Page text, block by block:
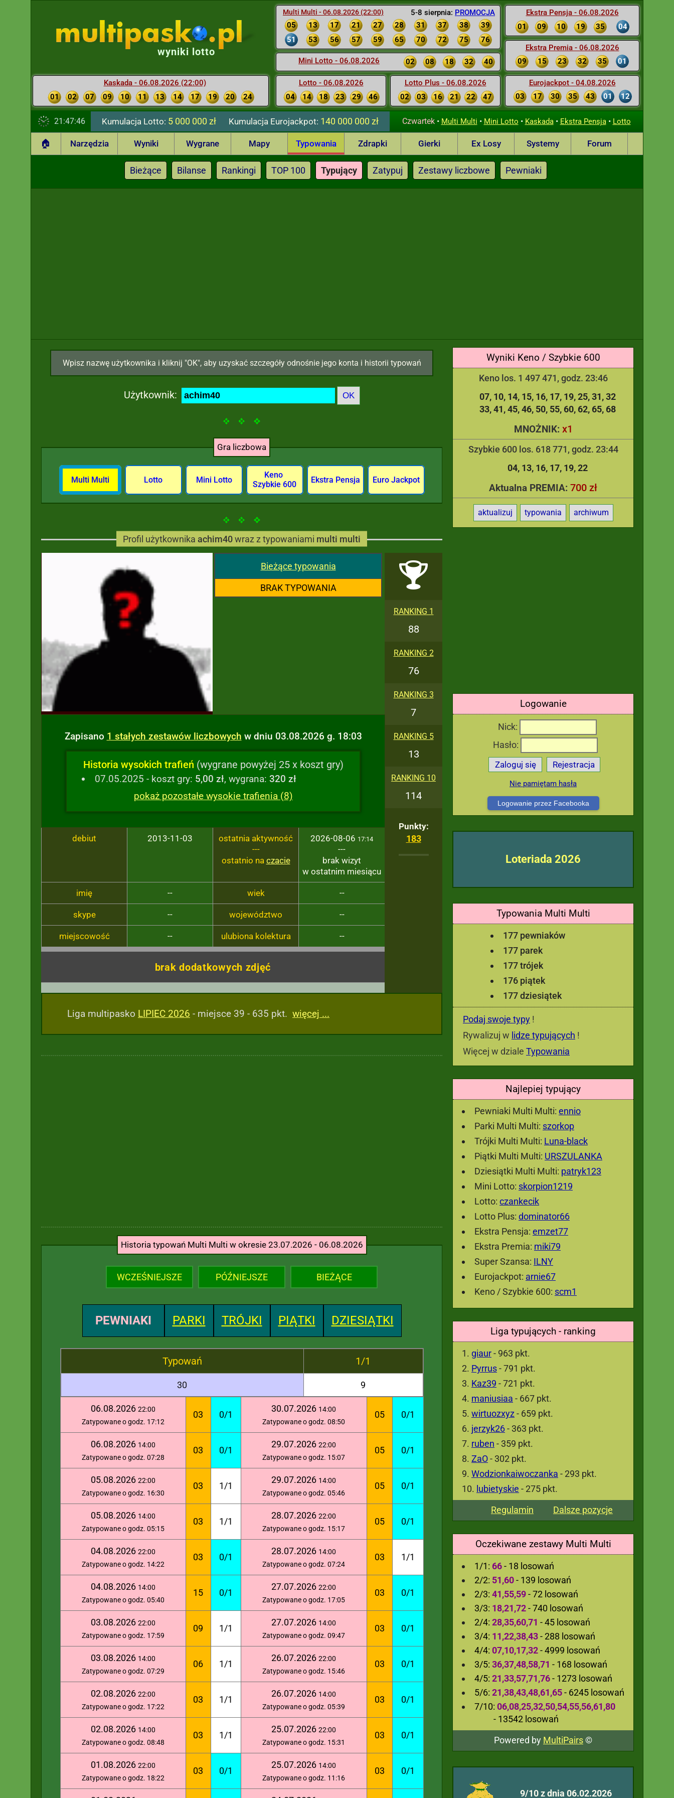
5-8 sierpnia: PROMOCJA
Multi Multi - 06.08.2026 (22:00)
05 13 17 21 27 28 31 37 38
39
51
53 56 57 59 65 70 72 75 76
Mini Lotto - 06.08.2026 02 08 18 32 40
Lotto - 06.08.2026
04
14 18 23 29 46
Lotto Plus - 06.08.2026
02
03 16 21 22 47
Ekstra Pensja - 06.08.2026
01
09 10 19 35 04
Ekstra Premia - 06.08.2026
09
15 23 32 35 01
Eurojackpot - 04.08.2026
03
17 30 35 43 01 12
wyniki lotto
Kaskada - 06.08.2026 (22:00)
01
02 07 09 10 11 13 14 17 19 20 24
21:47:47 Kumulacja Lotto: 5 000 000 zł KumulacjaEurojackpot: 140 000 000 zł Czwartek• Multi Multi • Mini Lotto • Kaskada• Ekstra Pensja• Lotto
🏠 Narzędzia Wyniki Wygrane Mapy Typowania Zdrapki Gierki Ex Losy Systemy Forum
Bieżące Bilanse Rankingi TOP 100 Typujący Zatypuj Zestawy liczbowe Pewniaki
Wyniki Keno / Szybkie 600
Keno los. 1 497 471, godz. 23:46
07 10 14 15 16 17 19 25 31 32
33 41 45 46 50 55 60 62 65 68
MNOŻNIK: x1
Szybkie 600 los. 618 771, godz. 23:44
04 13 16 17 19 22
Aktualna PREMIA: 700 zł
aktualizuj typowania archiwum
Logowanie
Nick:
Hasło:
Zaloguj się Rejestracja
Nie pamiętam hasła
Logowanie przez Facebooka
Loteriada 2026
Typowania Multi Multi
177 pewniaków
177 parek
177 trójek
176 piątek
177 dziesiątek
Podaj swoje typy !
Rywalizuj w lidze typujących !
Więcej w dziale Typowania
Najlepiej typujący
Pewniaki Multi Multi: ennio
Parki Multi Multi: szorkop
Trójki Multi Multi: Luna-black
Piątki Multi Multi: URSZULANKA
Dziesiątki Multi Multi: patryk123
Mini Lotto: skorpion1219
Lotto: czankecik
Lotto Plus: dominator66
Ekstra Pensja: emzet77
Ekstra Premia: miki79
Super Szansa: ILNY
Eurojackpot: arnie67
Keno / Szybkie 600: scm1
Liga typujących - ranking
giaur- 963 pkt.
Pyrrus- 791 pkt.
Kaz39 - 721 pkt.
maniusiaa - 667 pkt.
wirtuozxyz - 659 pkt.
jerzyk26- 363 pkt.
ruben - 359 pkt.
ZaO- 302 pkt.
Wodzionkaiwoczanka - 293 pkt.
lubietyskie - 275 pkt.
Regulamin
Dalsze pozycje
Oczekiwane zestawy Multi Multi
1/1: 66- 18 losowań
2/2: 51,60- 139 losowań
2/3: 41,55,59- 72 losowań
3/3: 18,21,72- 740 losowań
2/4: 28,35,60,71 - 45 losowań
3/4: 11,22,38,43- 288 losowań
4/4: 07,10,17,32- 4999 losowań
3/5: 36,37,48,58,71 - 168 losowań
4/5: 21,33,57,71,76- 1273 losowań
5/6: 21,38,43,48,61,65- 6245 losowań
7/10: 06,08,25,32,50,54,55,56,61,80
- 13542 losowań
Powered by MultiPairs©
9/10 z dnia 06.02.2026
Wpisz nazwę użytkownika i kliknij "OK", aby uzyskać szczegóły odnośnie jego konta i historii typowań
Użytkownik:
Gra liczbowa
Multi Multi Lotto Mini Lotto
Keno
Szybkie 600
Ekstra Pensja Euro Jackpot
Profil użytkownika achim40wraz z typowaniami multi multi
Bieżące typowania
BRAK TYPOWANIA
RANKING 1
88
RANKING 2
76
RANKING 3
7
RANKING 5
13
RANKING 10
114
Punkty:
183
Zapisano 1 stałych zestawów liczbowych w dniu 03.08.2026 g. 18:03
Historia wysokich trafień (wygrane powyżej 25 x koszt gry)
07.05.2025 - koszt gry: 5,00 zł, wygrana: 320 zł
pokaż pozostałe wysokie trafienia (8)
debiut 2013-11-03
ostatnia aktywność
---
ostatnio na czacie
2026-08-06 17:14
---
brak wizyt
w ostatnim miesiącu
imię -- wiek --
skype -- województwo --
miejscowość -- ulubiona kolektura --
brak dodatkowych zdjęć
Liga multipasko LIPIEC 2026 - miejsce 39 - 635 pkt. więcej ...
Historia typowań Multi Multi w okresie 23.07.2026 - 06.08.2026
WCZEŚNIEJSZE PÓŹNIEJSZE BIEŻĄCE
PEWNIAKI PARKI TRÓJKI PIĄTKI DZIESIĄTKI
Typowań 1/1
30 9
06.08.2026 22:00
Zatypowane o godz. 17:12
03 0/1
30.07.2026 14:00
Zatypowane o godz. 08:50
05 0/1
06.08.2026 14:00
Zatypowane o godz. 07:28
03 0/1
29.07.2026 22:00
Zatypowane o godz. 15:07
05 0/1
05.08.2026 22:00
Zatypowane o godz. 16:30
03 1/1
29.07.2026 14:00
Zatypowane o godz. 05:46
05 0/1
05.08.2026 14:00
Zatypowane o godz. 05:15
03 1/1
28.07.2026 22:00
Zatypowane o godz. 15:17
05 0/1
04.08.2026 22:00
Zatypowane o godz. 14:22
03 0/1
28.07.2026 14:00
Zatypowane o godz. 07:24
03 1/1
04.08.2026 14:00
Zatypowane o godz. 05:40
15 0/1
27.07.2026 22:00
Zatypowane o godz. 17:05
03 0/1
03.08.2026 22:00
Zatypowane o godz. 17:59
09 1/1
27.07.2026 14:00
Zatypowane o godz. 09:47
03 0/1
03.08.2026 14:00
Zatypowane o godz. 07:29
06 1/1
26.07.2026 22:00
Zatypowane o godz. 15:46
03 0/1
02.08.2026 22:00
Zatypowane o godz. 17:22
03 1/1
26.07.2026 14:00
Zatypowane o godz. 05:39
03 0/1
02.08.2026 14:00
Zatypowane o godz. 08:48
03 1/1
25.07.2026 22:00
Zatypowane o godz. 15:31
03 0/1
01.08.2026 22:00
Zatypowane o godz. 18:22
03 0/1
25.07.2026 14:00
Zatypowane o godz. 11:16
03 0/1